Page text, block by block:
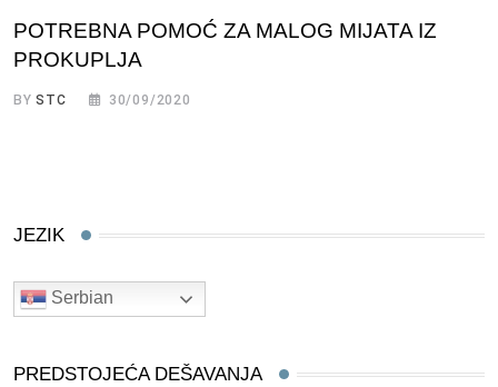
POTREBNA POMOĆ ZA MALOG MIJATA IZ
PROKUPLJA
BYSTC 30/09/2020
JEZIK
Serbian
PREDSTOJEĆA DEŠAVANJA